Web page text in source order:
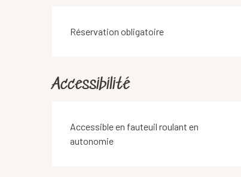
Réservation obligatoire
Accessibilité
Accessible en fauteuil roulant en
autonomie